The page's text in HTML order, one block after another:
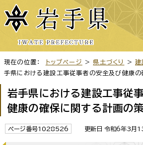
現在の位置： トップページ > 県土づくり >建
手県における建設工事従事者の安全及び健康
岩手県における建設工事従
健康の確保に関する計画の
ページ番号1028526 更新日 令和6年3月